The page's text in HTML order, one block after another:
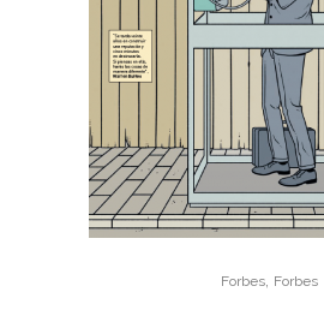
Forbes, Forbes